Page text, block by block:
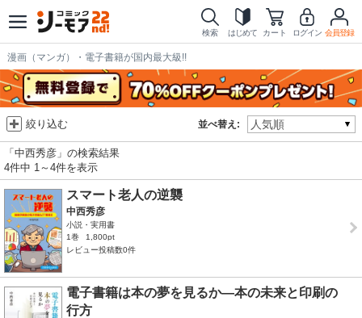
検索 はじめて カート ログイン 会員登録
漫画（マンガ）・電子書籍が国内最大級!!
並べ替え:
絞り込む
「中西秀彦」の検索結果
4件中 1～4件を表示
スマート老人の逆襲
中西秀彦
小説・実用書
1巻
1,800pt
レビュー投稿数0件
電子書籍は本の夢を見るか―本の未来と印刷の
行方